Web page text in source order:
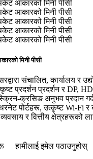
मिनी पीसी
संचालित, कार्यालय र
प्रदर्शन प्रदर्शन र DP,
क्रसिङ अनुभव प्रदान
पोर्टहरू, उत्कृष्ट Wi-Fi र
र वित्तीय क्षेत्रहरूको
हामीलाई इमेल पठाउनुहोस्